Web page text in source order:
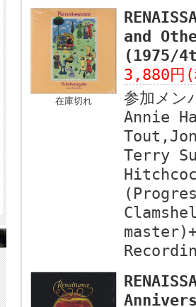
在庫切れ
and
(1975/
3,880円
参加メン
Annie
Terry